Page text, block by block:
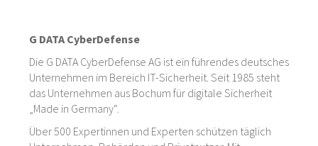
G DATA CyberDefense
Die G DATA CyberDefense AG ist ein führendes deutsches
Unternehmen im Bereich IT-Sicherheit. Seit 1985 steht
das Unternehmen aus Bochum für digitale Sicherheit
„Made in Germany“.
Über 500 Expertinnen und Experten schützen täglich